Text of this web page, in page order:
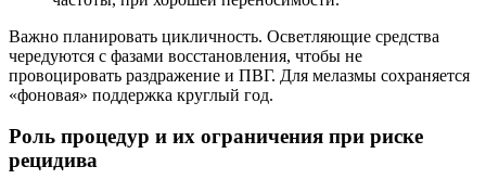
Важно планировать цикличность. Осветляющие средства
чередуются с фазами восстановления, чтобы не
провоцировать раздражение и ПВГ. Для мелазмы сохраняется
«фоновая» поддержка круглый год.
Роль процедур и их ограничения при риске
рецидива